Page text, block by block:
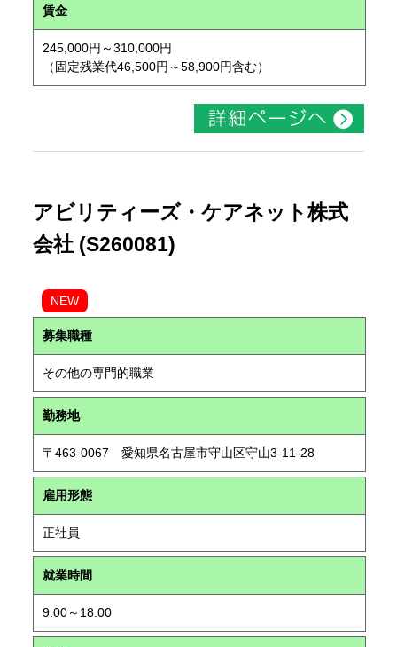
賃金
245,000円～310,000円
（固定残業代46,500円～58,900円含む）
アビリティーズ・ケアネット株式
会社 (S260081)
NEW
募集職種
その他の専門的職業
勤務地
〒463-0067 愛知県名古屋市守山区守山3-11-28
雇用形態
正社員
就業時間
9:00～18:00